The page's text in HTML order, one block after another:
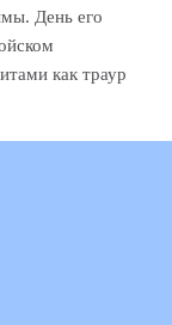
День его
как траур